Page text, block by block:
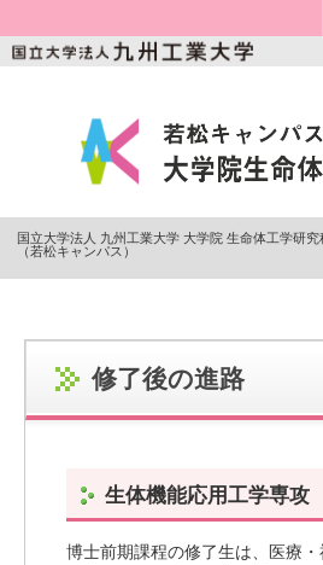
国立大学法人 九州工業大学 大学院 生命体工学研究
（若松キャンパス）
修了後の進路
生体機能応用工学専攻
博士前期課程の修了生は、医療